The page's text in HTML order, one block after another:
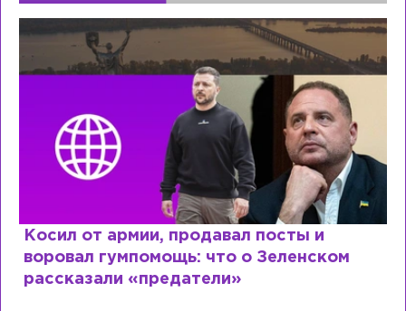
Косил от армии, продавал посты и
воровал гумпомощь: что о Зеленском
рассказали «предатели»